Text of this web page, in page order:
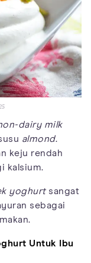
dairy milk
almond.
keju rendah
kalsium.
yoghurtsangat
sebagai
Untuk Ibu